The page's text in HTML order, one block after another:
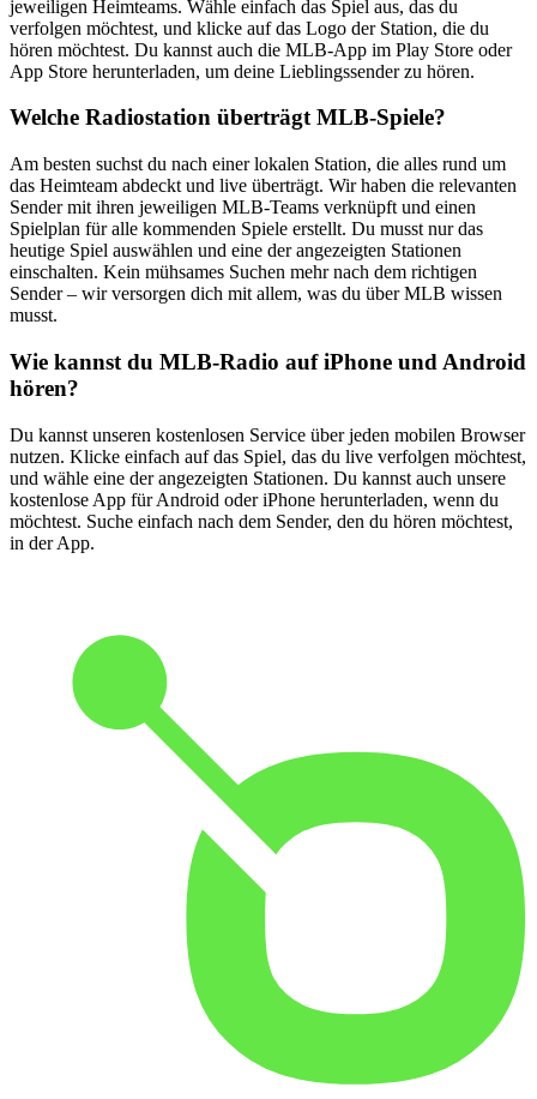
jeweiligen Heimteams. Wähle einfach das Spiel aus, das du
verfolgen möchtest, und klicke auf das Logo der Station, die du
hören möchtest. Du kannst auch die MLB-App im Play Store oder
App Store herunterladen, um deine Lieblingssender zu hören.
Welche Radiostation überträgt MLB-Spiele?
Am besten suchst du nach einer lokalen Station, die alles rund um
das Heimteam abdeckt und live überträgt. Wir haben die relevanten
Sender mit ihren jeweiligen MLB-Teams verknüpft und einen
Spielplan für alle kommenden Spiele erstellt. Du musst nur das
heutige Spiel auswählen und eine der angezeigten Stationen
einschalten. Kein mühsames Suchen mehr nach dem richtigen
Sender – wir versorgen dich mit allem, was du über MLB wissen
musst.
Wie kannst du MLB-Radio auf iPhone und Android
hören?
Du kannst unseren kostenlosen Service über jeden mobilen Browser
nutzen. Klicke einfach auf das Spiel, das du live verfolgen möchtest,
und wähle eine der angezeigten Stationen. Du kannst auch unsere
kostenlose App für Android oder iPhone herunterladen, wenn du
möchtest. Suche einfach nach dem Sender, den du hören möchtest,
in der App.